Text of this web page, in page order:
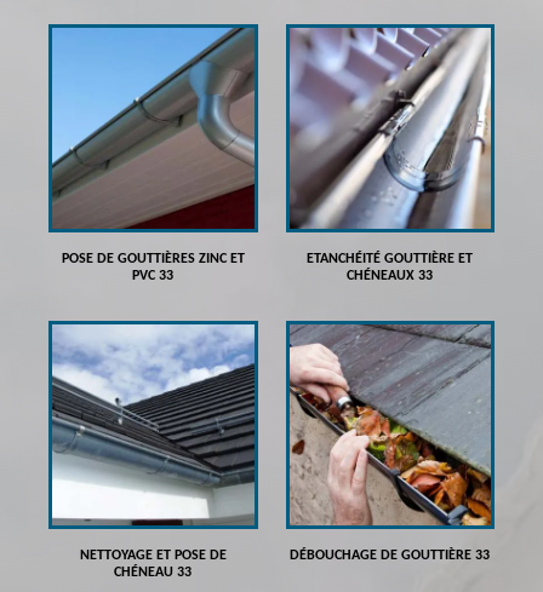
POSE DE GOUTTIÈRES ZINC ET
PVC 33
ETANCHÉITÉ GOUTTIÈRE ET
CHÉNEAUX 33
NETTOYAGE ET POSE DE
CHÉNEAU 33
DÉBOUCHAGE DE GOUTTIÈRE 33